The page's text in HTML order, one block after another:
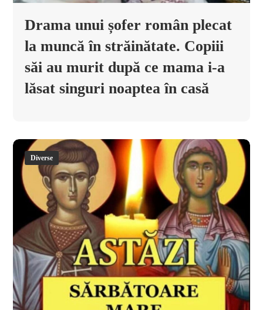
Drama unui șofer român plecat
la muncă în străinătate. Copiii
săi au murit după ce mama i-a
lăsat singuri noaptea în casă
Diverse